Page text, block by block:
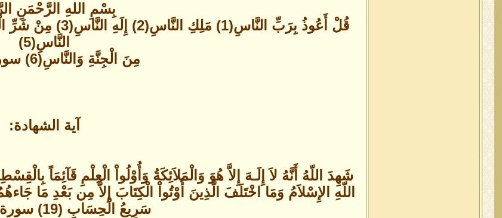
بِسْمِ اللهِ الرَّحْمَنِ
النَّاسِ(5)
مِنَ الْجِنَّةِ وَالنَّاسِ(6) سورة الناس
آية الشهادة:
اللّهِ الإِسْلاَمُ وَمَا اخْتَلَفَ الَّذِينَ أُوْتُواْ الْكِتَابَ إِلاَّ مِن بَعْدِ مَا
سَرِيعُ الْحِسَابِ (19) سورة آل عمران